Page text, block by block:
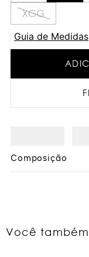
XGG
Guia de Medidas
Composição
Você